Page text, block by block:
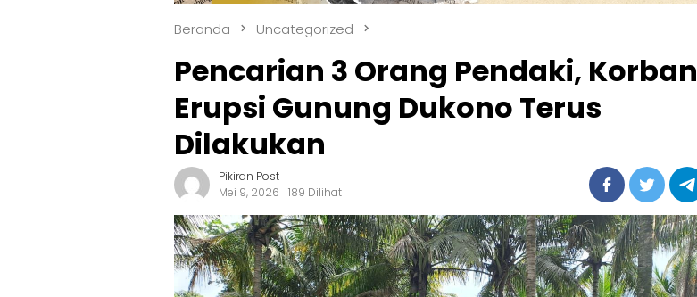
Beranda Uncategorized
Pencarian 3 Orang Pendaki, Korban
Erupsi Gunung Dukono Terus
Dilakukan
Pikiran Post
Mei 9, 2026
189 Dilihat